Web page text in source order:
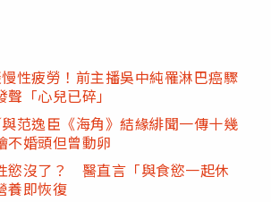
性疲勞！前主播吳中純罹淋巴癌驟
「心兒已碎」
范逸臣《海角》結緣緋聞一傳十幾
婚頭但曾動卵
慾沒了？ 醫直言「與食慾一起休
養即恢復